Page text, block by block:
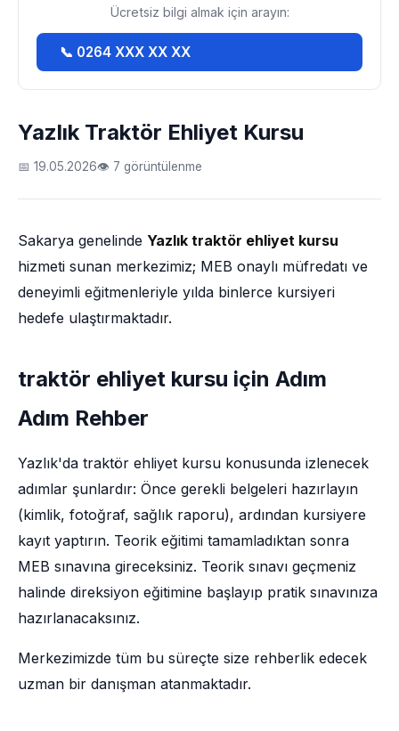
Yazlık Traktör Ehliyet Kursu
📅 19.05.2026👁 7 görüntülenme
Sakarya genelinde Yazlık traktör ehliyet kursu
hizmeti sunan merkezimiz; MEB onaylı müfredatı ve
deneyimli eğitmenleriyle yılda binlerce kursiyeri
hedefe ulaştırmaktadır.
traktör ehliyet kursu için Adım
Adım Rehber
Yazlık'da traktör ehliyet kursu konusunda izlenecek
adımlar şunlardır: Önce gerekli belgeleri hazırlayın
(kimlik, fotoğraf, sağlık raporu), ardından kursiyere
kayıt yaptırın. Teorik eğitimi tamamladıktan sonra
MEB sınavına gireceksiniz. Teorik sınavı geçmeniz
halinde direksiyon eğitimine başlayıp pratik sınavınıza
hazırlanacaksınız.
Merkezimizde tüm bu süreçte size rehberlik edecek
uzman bir danışman atanmaktadır.
Ücretsiz bilgi almak için arayın:
📞 0264 XXX XX XX